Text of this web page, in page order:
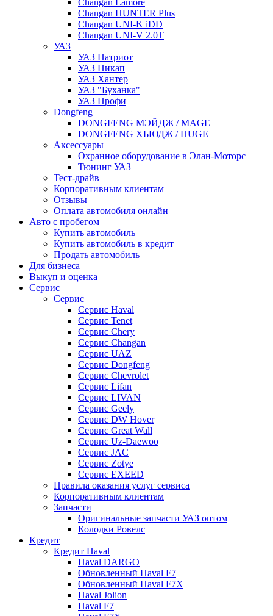
Changan Lamore
Changan HUNTER Plus
Changan UNI-K iDD
Changan UNI-V 2.0T
УАЗ
УАЗ Патриот
УАЗ Пикап
УАЗ Хантер
УАЗ "Буханка"
УАЗ Профи
Dongfeng
DONGFENG МЭЙДЖ / MAGE
DONGFENG ХЬЮДЖ / HUGE
Аксессуары
Охранное оборудование в Элан-Моторс
Тюнинг УАЗ
Тест-драйв
Корпоративным клиентам
Отзывы
Оплата автомобиля онлайн
Авто с пробегом
Купить автомобиль
Купить автомобиль в кредит
Продать автомобиль
Для бизнеса
Выкуп и оценка
Сервис
Сервис
Сервис Haval
Сервис Tenet
Сервис Chery
Сервис Changan
Сервис UAZ
Сервис Dongfeng
Сервис Chevrolet
Сервис Lifan
Сервис LIVAN
Сервис Geely
Сервис DW Hover
Сервис Great Wall
Сервис Uz-Daewoo
Сервис JAC
Сервис Zotye
Сервис EXEED
Правила оказания услуг сервиса
Корпоративным клиентам
Запчасти
Оригинальные запчасти УАЗ оптом
Колодки Ровелс
Кредит
Кредит Haval
Haval DARGO
Обновленный Haval F7
Обновленный Haval F7X
Haval Jolion
Haval F7